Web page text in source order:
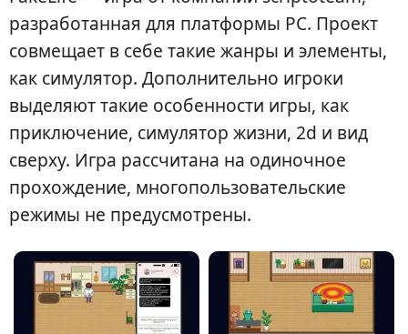
разработанная для платформы PC. Проект
совмещает в себе такие жанры и элементы,
как симулятор. Дополнительно игроки
выделяют такие особенности игры, как
приключение, симулятор жизни, 2d и вид
сверху. Игра рассчитана на одиночное
прохождение, многопользовательские
режимы не предусмотрены.